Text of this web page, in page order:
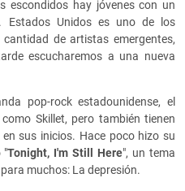
escondidos hay jóvenes con un
Estados Unidos es uno de los
de artistas emergentes,
escucharemos a una nueva
pop-rock estadounidense, el
Skillet, pero también tienen
sus inicios. Hace poco hizo su
"Tonight, I'm Still Here", un tema
muchos: La depresión.